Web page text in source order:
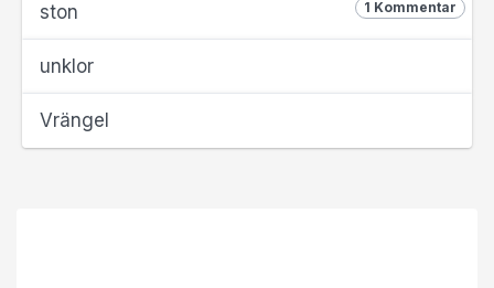
1 Kommentar
ston
unklor
Vrängel